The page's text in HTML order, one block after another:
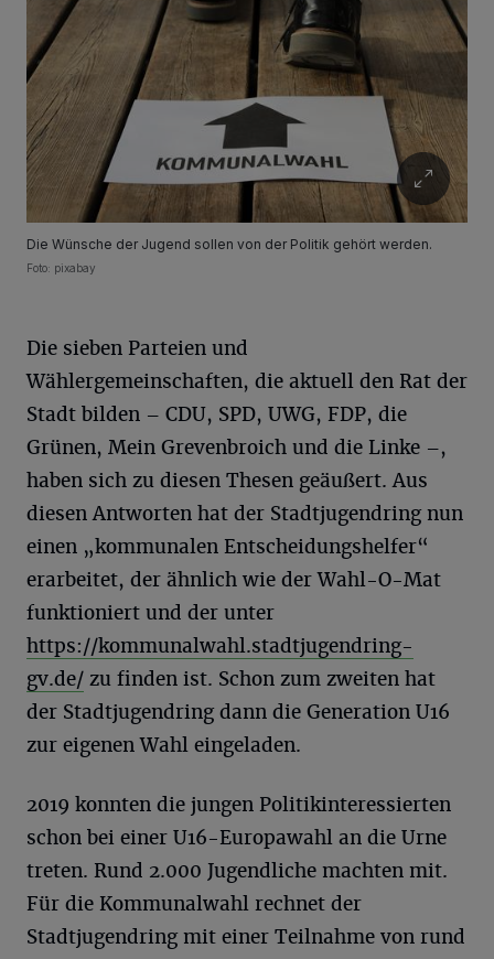
Die Wünsche der Jugend sollen von der Politik gehört werden.
Foto: pixabay
Die sieben Parteien und
Wählergemeinschaften, die aktuell den Rat der
Stadt bilden – CDU, SPD, UWG, FDP, die
Grünen, Mein Grevenbroich und die Linke –,
haben sich zu diesen Thesen geäußert. Aus
diesen Antworten hat der Stadtjugendring nun
einen „kommunalen Entscheidungshelfer“
erarbeitet, der ähnlich wie der Wahl-O-Mat
funktioniert und der unter
https://kommunalwahl.stadtjugendring-
gv.de/ zu finden ist. Schon zum zweiten hat
der Stadtjugendring dann die Generation U16
zur eigenen Wahl eingeladen.
2019 konnten die jungen Politikinteressierten
schon bei einer U16-Europawahl an die Urne
treten. Rund 2.000 Jugendliche machten mit.
Für die Kommunalwahl rechnet der
Stadtjugendring mit einer Teilnahme von rund